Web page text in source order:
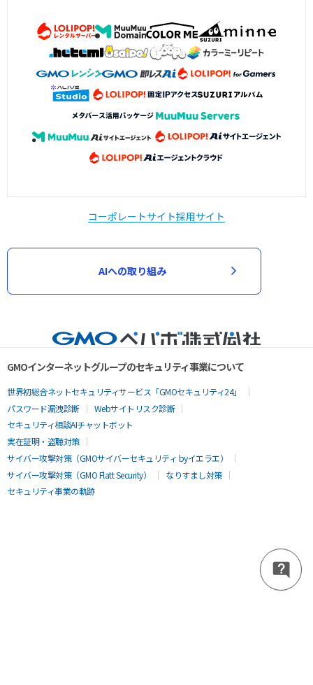
コーポレートサイト採用サイト
AIへの取り組み
GMOインターネットグループのセキュリティ事業について
世界初総合ネットセキュリティサービス「GMOセキュリティ24」
パスワード漏洩診断
Webサイトリスク診断
セキュリティ相談AIチャットボット
実在証明・盗聴対策
サイバー攻撃対策（GMOサイバーセキュリティ byイエラエ）
サイバー攻撃対策（GMO Flatt Security）
なりすまし対策
セキュリティ事業の軌跡